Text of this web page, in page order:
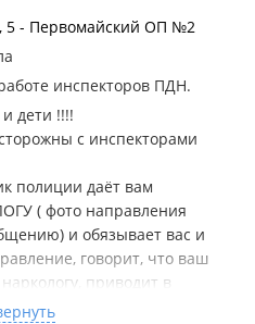
5 - Первомайский ОП №2
инспекторов ПДН.
дети !!!!
с инспекторами
полиции даёт вам
( фото направления
и обязывает вас и
говорит, что ваш
приводит в
всячески уверяет вас,